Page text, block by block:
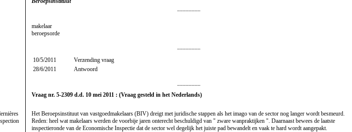
makelaar
beroepsorde
10/5/2011
Verzending vraag
28/6/2011
Antwoord
Vraag nr. 5-2309 d.d. 10 mei 2011 : (Vraag gesteld in het Nederlands)
Het Beroepsinstituut van vastgoedmakelaars (BIV) dreigt met juridische stappen als het imago van de sector nog langer wordt besmeurd.
Reden: heel wat makelaars werden de voorbije jaren onterecht beschuldigd van " zware wanpraktijken ". Daarnaast bewees de laatste
inspectieronde van de Economische Inspectie dat de sector wel degelijk het juiste pad bewandelt en vaak te hard wordt aangepakt.